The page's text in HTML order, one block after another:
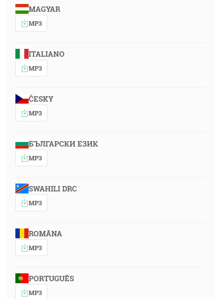
MAGYAR
MP3
ITALIANO
MP3
ČESKY
MP3
БЪЛГАРСКИ ЕЗИК
MP3
SWAHILI DRC
MP3
ROMÂNA
MP3
PORTUGUÊS
MP3